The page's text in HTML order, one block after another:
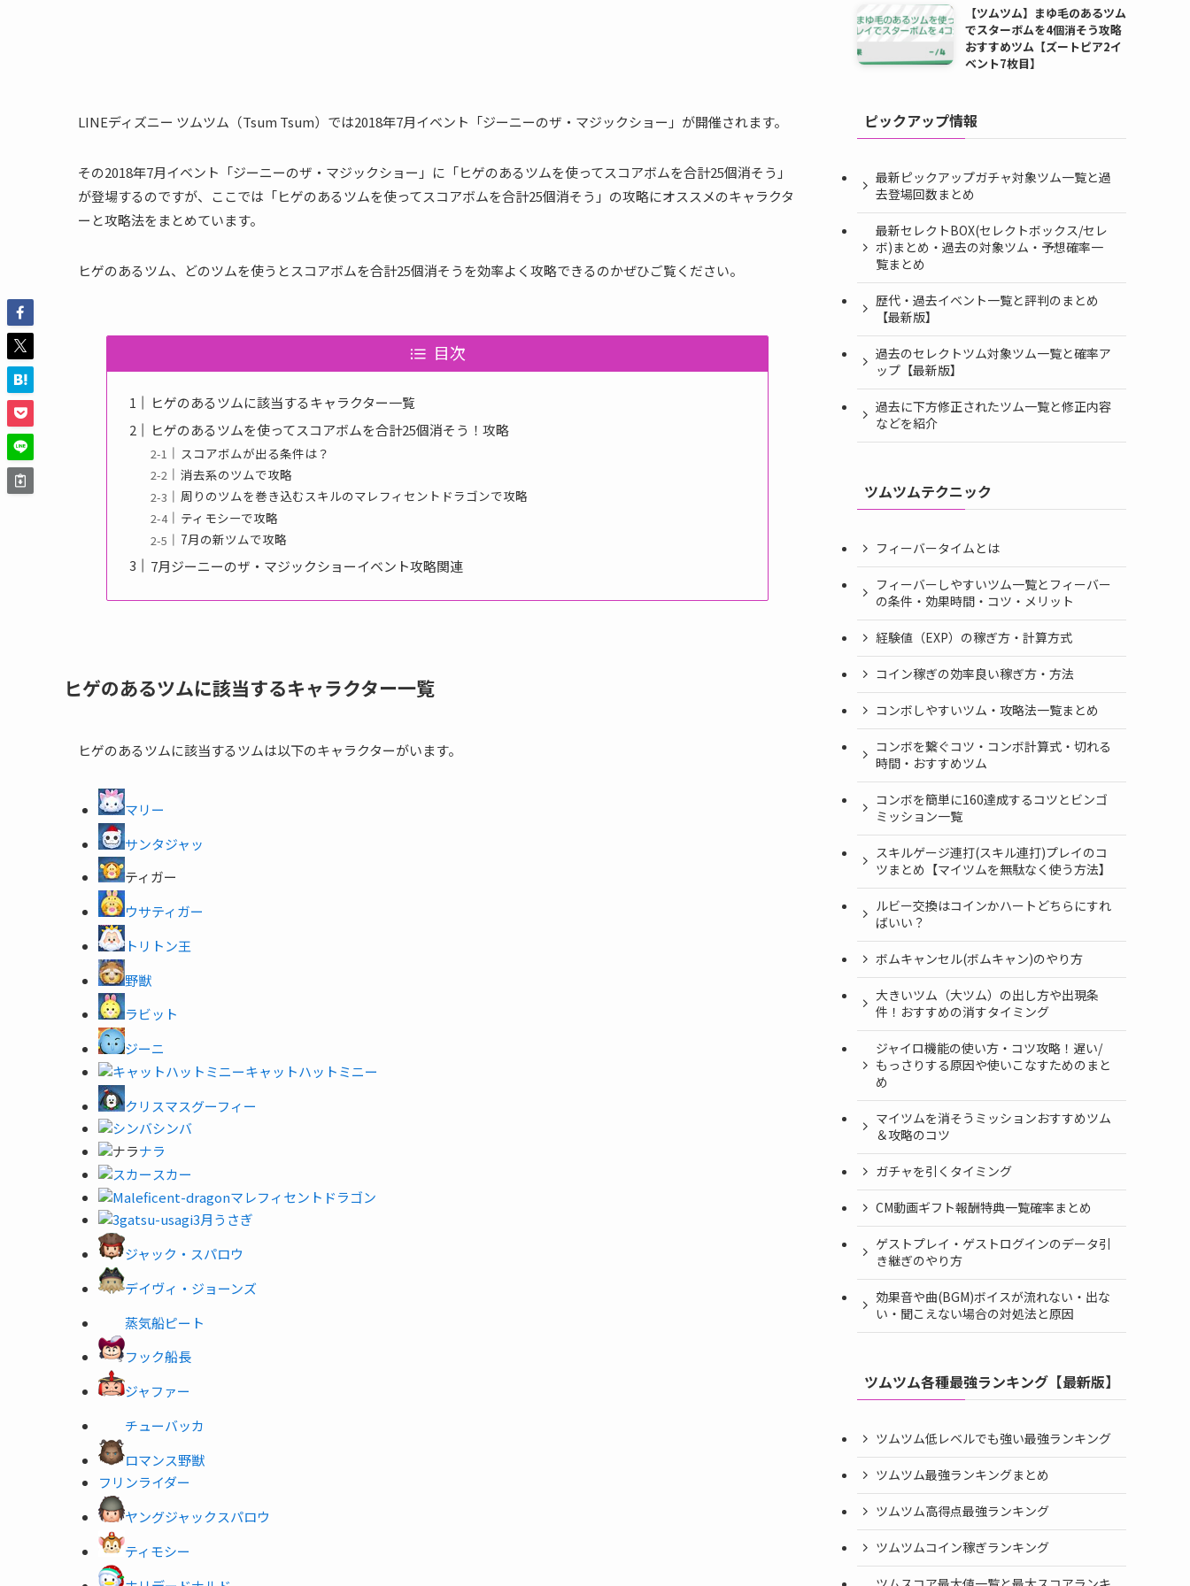
LINEディズニー ツムツム（Tsum Tsum）では2018年7月イベント「ジーニーのザ・マジックショー」が開催されます。
その2018年7月イベント「ジーニーのザ・マジックショー」に「ヒゲのあるツムを使ってスコアボムを合計25個消そう」
が登場するのですが、ここでは「ヒゲのあるツムを使ってスコアボムを合計25個消そう」の攻略にオススメのキャラクタ
ーと攻略法をまとめています。
ヒゲのあるツム、どのツムを使うとスコアボムを合計25個消そうを効率よく攻略できるのかぜひご覧ください。
目次
ヒゲのあるツムに該当するキャラクター一覧
ヒゲのあるツムを使ってスコアボムを合計25個消そう！攻略
スコアボムが出る条件は？
消去系のツムで攻略
周りのツムを巻き込むスキルのマレフィセントドラゴンで攻略
ティモシーで攻略
7月の新ツムで攻略
7月ジーニーのザ・マジックショーイベント攻略関連
ヒゲのあるツムに該当するキャラクター一覧
ヒゲのあるツムに該当するツムは以下のキャラクターがいます。
マリー
サンタジャッ
ティガー
ウサティガー
トリトン王
野獣
ラビット
ジーニ
キャットハットミニー
クリスマスグーフィー
シンバ
ナラ
スカー
マレフィセントドラゴン
3月うさぎ
ジャック・スパロウ
デイヴィ・ジョーンズ
蒸気船ピート
フック船長
ジャファー
チューバッカ
ロマンス野獣
フリンライダー
ヤングジャックスパロウ
ティモシー
【ツムツム】まゆ毛のあるツム
でスターボムを4個消そう攻略
おすすめツム【ズートピア2イ
ベント7枚目】
ピックアップ情報
最新ピックアップガチャ対象ツム一覧と過
去登場回数まとめ
最新セレクトBOX(セレクトボックス/セレ
ボ)まとめ・過去の対象ツム・予想確率一
覧まとめ
歴代・過去イベント一覧と評判のまとめ
【最新版】
過去のセレクトツム対象ツム一覧と確率ア
ップ【最新版】
過去に下方修正されたツム一覧と修正内容
などを紹介
ツムツムテクニック
フィーバータイムとは
フィーバーしやすいツム一覧とフィーバー
の条件・効果時間・コツ・メリット
経験値（EXP）の稼ぎ方・計算方式
コイン稼ぎの効率良い稼ぎ方・方法
コンボしやすいツム・攻略法一覧まとめ
コンボを繋ぐコツ・コンボ計算式・切れる
時間・おすすめツム
コンボを簡単に160達成するコツとビンゴ
ミッション一覧
スキルゲージ連打(スキル連打)プレイのコ
ツまとめ【マイツムを無駄なく使う方法】
ルビー交換はコインかハートどちらにすれ
ばいい？
ボムキャンセル(ボムキャン)のやり方
大きいツム（大ツム）の出し方や出現条
件！おすすめの消すタイミング
ジャイロ機能の使い方・コツ攻略！遅い/
もっさりする原因や使いこなすためのまと
め
マイツムを消そうミッションおすすめツム
＆攻略のコツ
ガチャを引くタイミング
CM動画ギフト報酬特典一覧確率まとめ
ゲストプレイ・ゲストログインのデータ引
き継ぎのやり方
効果音や曲(BGM)ボイスが流れない・出な
い・聞こえない場合の対処法と原因
ツムツム各種最強ランキング【最新版】
ツムツム低レベルでも強い最強ランキング
ツムツム最強ランキングまとめ
ツムツム高得点最強ランキング
ツムツムコイン稼ぎランキング